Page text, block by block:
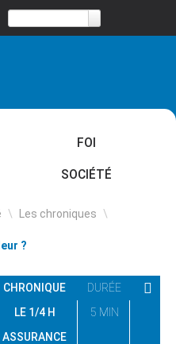
FOI
SOCIÉTÉ
\ Les chroniques \
?
CHRONIQUE
LE 1/4 H
ASSURANCE
DURÉE
5 MIN